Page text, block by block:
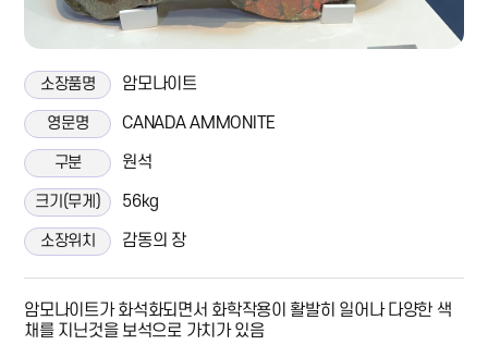
소장품명 암모나이트
영문명 CANADA AMMONITE
구분 원석
크기(무게) 56kg
소장위치 감동의 장
암모나이트가 화석화되면서 화학작용이 활발히 일어나 다양한 색
채를 지닌것을 보석으로 가치가 있음